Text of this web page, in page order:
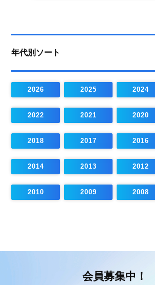
年代別ソート
2026 2025 2024
2022 2021 2020
2018 2017 2016
2014 2013 2012
2010 2009 2008
会員募集中！